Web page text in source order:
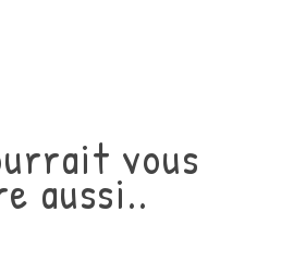
vous
aussi..